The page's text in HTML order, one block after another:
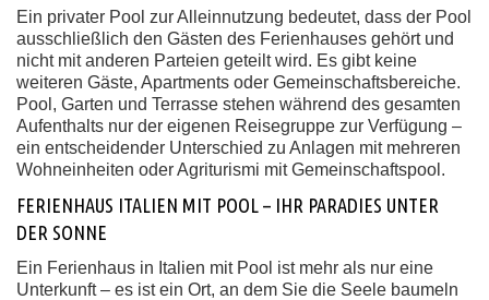
Ein privater Pool zur Alleinnutzung bedeutet, dass der Pool
ausschließlich den Gästen des Ferienhauses gehört und
nicht mit anderen Parteien geteilt wird. Es gibt keine
weiteren Gäste, Apartments oder Gemeinschaftsbereiche.
Pool, Garten und Terrasse stehen während des gesamten
Aufenthalts nur der eigenen Reisegruppe zur Verfügung –
ein entscheidender Unterschied zu Anlagen mit mehreren
Wohneinheiten oder Agriturismi mit Gemeinschaftspool.
FERIENHAUS ITALIEN MIT POOL – IHR PARADIES UNTER
DER SONNE
Ein Ferienhaus in Italien mit Pool ist mehr als nur eine
Unterkunft – es ist ein Ort, an dem Sie die Seele baumeln